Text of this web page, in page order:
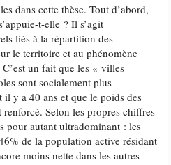
dans cette thèse. Tout d’abord,
t-elle ? Il s’agit
liés à la répartition des
le territoire et au phénomène
un fait que les « villes
sont socialement plus
il y a 40 ans et que le poids des
renforcé. Selon les propres chiffres
pour autant ultradominant : les
de la population active résidant
moins nette dans les autres